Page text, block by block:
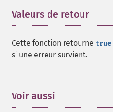
Valeurs de retour
Cette fonction retourne true
si une erreur survient.
Voir aussi